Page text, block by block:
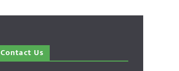
Contact Us